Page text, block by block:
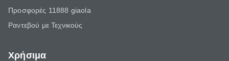
Προσφορές 11888 giaola
Ραντεβού με Τεχνικούς
Χρήσιμα